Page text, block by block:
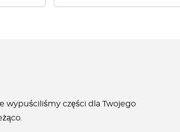
wypuściliśmy części dla Twojego